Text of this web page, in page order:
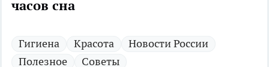
часов сна
Гигиена Красота
Новости России
Полезное
Советы